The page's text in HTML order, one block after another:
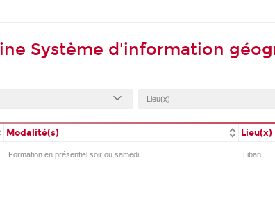
Système d'information
Modalité(s) Lieu(x)
Formation en présentiel soir ou samedi Liban